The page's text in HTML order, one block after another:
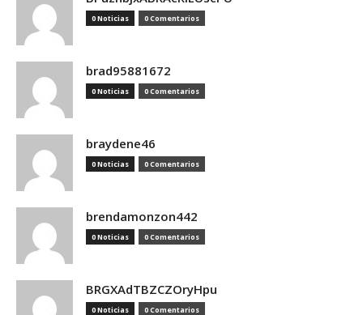
0 Noticias 0 Comentarios
brad95881672
0 Noticias 0 Comentarios
braydene46
0 Noticias 0 Comentarios
brendamonzon442
0 Noticias 0 Comentarios
BRGXAdTBZCZOryHpu
0 Noticias 0 Comentarios